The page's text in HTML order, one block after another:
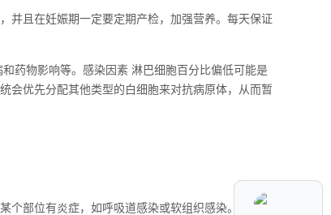
并且在妊娠期一定要定期产检，加强营养。每天保证
药物影响等。感染因素 淋巴细胞百分比偏低可能是
会优先分配其他类型的白细胞来对抗病原体，从而暂
部位有炎症，如呼吸道感染或软组织感染。某些疾